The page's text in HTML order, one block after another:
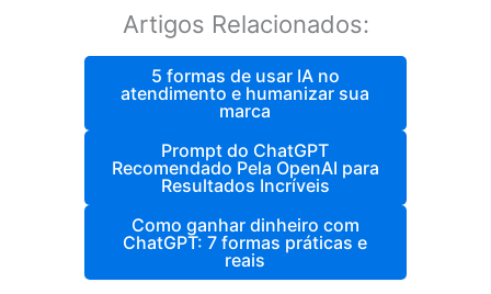
Artigos Relacionados:
5 formas de usar IA no
atendimento e humanizar sua
marca
Prompt do ChatGPT
Recomendado Pela OpenAI para
Resultados Incríveis
Como ganhar dinheiro com
ChatGPT: 7 formas práticas e
reais